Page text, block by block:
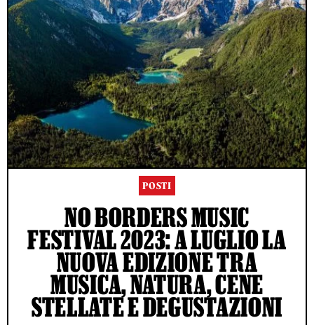
POSTI
NO BORDERS MUSIC
FESTIVAL 2023: A LUGLIO LA
NUOVA EDIZIONE TRA
MUSICA, NATURA, CENE
STELLATE E DEGUSTAZIONI